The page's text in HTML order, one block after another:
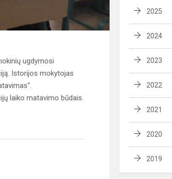
ugdymosi
Istorijos mokytojas
laiko matavimo būdais.
2025
2024
2023
2022
2021
2020
2019